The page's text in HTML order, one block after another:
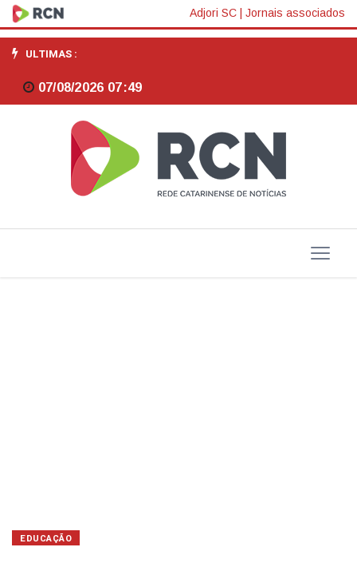
Univali
Itajaí
recebe
Seminário
Ciência,
Inovação
Adjori SC Jornais associados
ULTIMAS :
07/08/2026 07:49
EDUCAÇÃO